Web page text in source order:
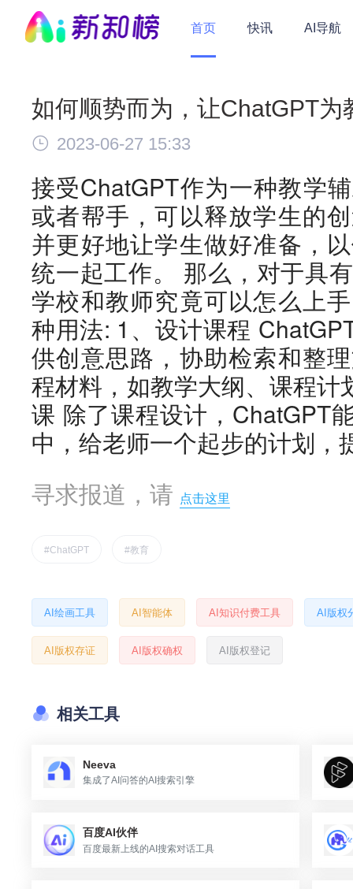
首页 快讯 AI导航
如何顺势而为，让ChatGPT为
2023-06-27 15:33
接受ChatGPT作为一种教学
或者帮手，可以释放学生的
并更好地让学生做好准备，
统一起工作。 那么，对于具
学校和教师究竟可以怎么上
种用法: 1、设计课程
供创意思路，协助检索和整
程材料，如教学大纲、课程
课 除了课程设计，ChatGPT
中，给老师一个起步的计划，
寻求报道，请 点击这里
#ChatGPT #教育
AI绘画工具 AI智能体 AI知识付费工具 AI版权
AI版权存证 AI版权确权 AI版权登记
相关工具
Neeva
集成了AI问答的AI搜索引擎
百度AI伙伴
百度最新上线的AI搜索对话工具